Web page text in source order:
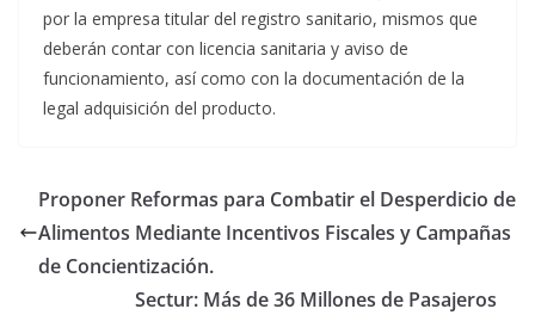
por la empresa titular del registro sanitario, mismos que
deberán contar con licencia sanitaria y aviso de
funcionamiento, así como con la documentación de la
legal adquisición del producto.
Proponer Reformas para Combatir el Desperdicio de
Alimentos Mediante Incentivos Fiscales y Campañas
de Concientización.
Sectur: Más de 36 Millones de Pasajeros